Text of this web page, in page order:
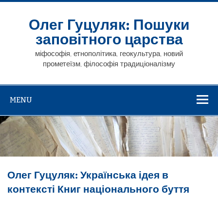
Skip
Олег Гуцуляк: Пошуки
заповітного царства
міфософія, етнополітика, геокультура, новий
прометеїзм, філософія традиціоналізму
MENU
Олег Гуцуляк: Українська ідея в
контексті Книг національного буття